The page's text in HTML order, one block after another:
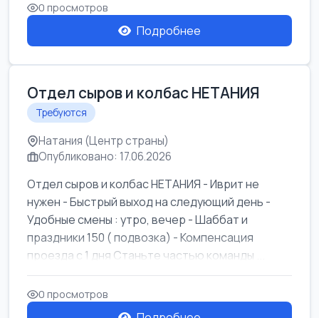
0 просмотров
Подробнее
Отдел сыров и колбас НЕТАНИЯ
Требуются
Натания (Центр страны)
Опубликовано: 17.06.2026
Отдел сыров и колбас НЕТАНИЯ - Иврит не
нужен - Быстрый выход на следующий день -
Удобные смены : утро, вечер - Шаббат и
праздники 150 ( подвозка) - Компенсация
проезда с 1 дня Станьте частью команды ...
0 просмотров